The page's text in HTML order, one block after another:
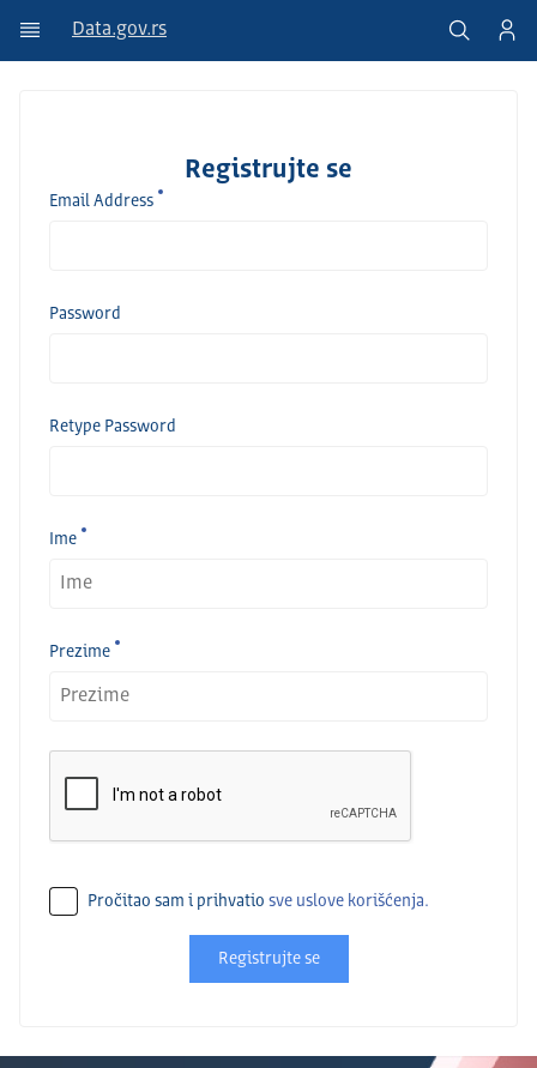
Data.gov.rs
Registrujte se
Email Address
Password
Retype Password
Ime
Prezime
Pročitao sam i prihvatio sve uslove korišćenja.
Registrujte se